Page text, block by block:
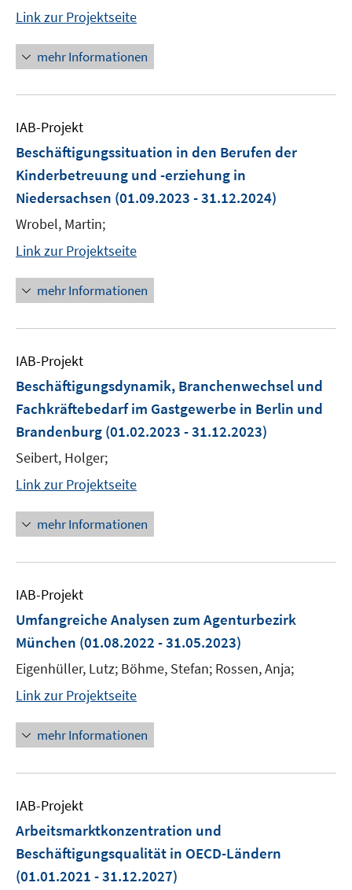
Link zur Projektseite
mehr Informationen
IAB-Projekt
Beschäftigungssituation in den Berufen der
Kinderbetreuung und -erziehung in
Niedersachsen (01.09.2023 - 31.12.2024)
Wrobel, Martin;
Link zur Projektseite
mehr Informationen
IAB-Projekt
Beschäftigungsdynamik, Branchenwechsel und
Fachkräftebedarf im Gastgewerbe in Berlin und
Brandenburg (01.02.2023 - 31.12.2023)
Seibert, Holger;
Link zur Projektseite
mehr Informationen
IAB-Projekt
Umfangreiche Analysen zum Agenturbezirk
München (01.08.2022 - 31.05.2023)
Eigenhüller, Lutz; Böhme, Stefan; Rossen, Anja;
Link zur Projektseite
mehr Informationen
IAB-Projekt
Arbeitsmarktkonzentration und
Beschäftigungsqualität in OECD-Ländern
(01.01.2021 - 31.12.2027)